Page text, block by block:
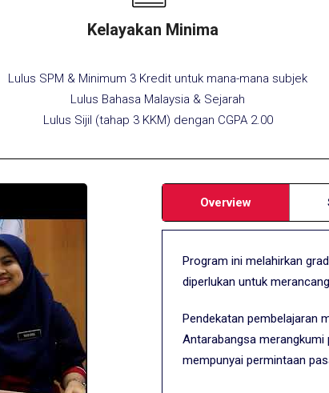
Kelayakan Minima
Lulus SPM & Minimum 3 Kredit untuk mana-mana subjek
Lulus Bahasa Malaysia & Sejarah
Lulus Sijil (tahap 3 KKM) dengan CGPA 2.00
Overview
Program ini melahirkan
diperlukan untuk
Pendekatan pembelajaran
Antarabangsa merangkumi
mempunyai permintaan